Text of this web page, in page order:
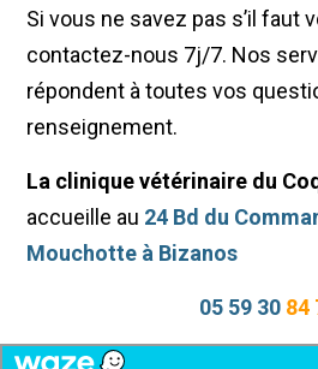
Si vous ne savez pas s’il faut
contactez-nous 7j/7. Nos
répondent à toutes vos
renseignement.
La clinique vétérinaire du
accueille au 24 Bd du
Mouchotte à Bizanos
05 59 30 84